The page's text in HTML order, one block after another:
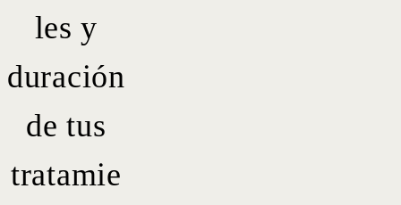
les y
duración
de tus
tratamie